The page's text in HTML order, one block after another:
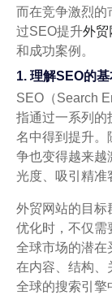
而在竞争激烈的
过SEO提升外贸
和成功案例。
1. 理解SEO的
SEO（Search
指通过一系列的
名中得到提升。
争也变得越来越
光度、吸引精准
外贸网站的目标
优化时，不仅需
全球市场的潜在
在内容、结构、
全球的搜索引擎